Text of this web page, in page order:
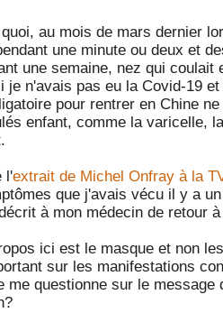
au mois de mars dernier
une minute ou deux et
une semaine, nez qui
je n'avais pas eu la Covid-19
pour rentrer en Chine
enfant, comme la varicelle,
l'extrait de Michel Onfray à la
que j'avais vécu il y a
à mon médecin de retour
ici est le masque et non
sur les manifestations
me questionne sur le message